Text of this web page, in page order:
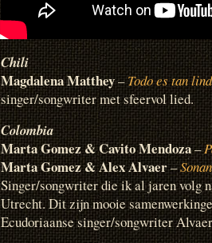
Chili
Magdalena Matthey–Todo es tan
singer/songwriter met sfeervol lied.
Colombia
Marta Gomez & Cavito Mendoza–
Marta Gomez & Alex Alvaer–
Singer/songwriter die ik al jaren volg
Utrecht. Dit zijn mooie
Ecudoriaanse singer/songwriter